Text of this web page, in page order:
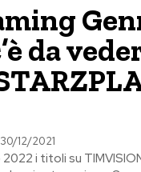
da
30/12/2021
i titoli su